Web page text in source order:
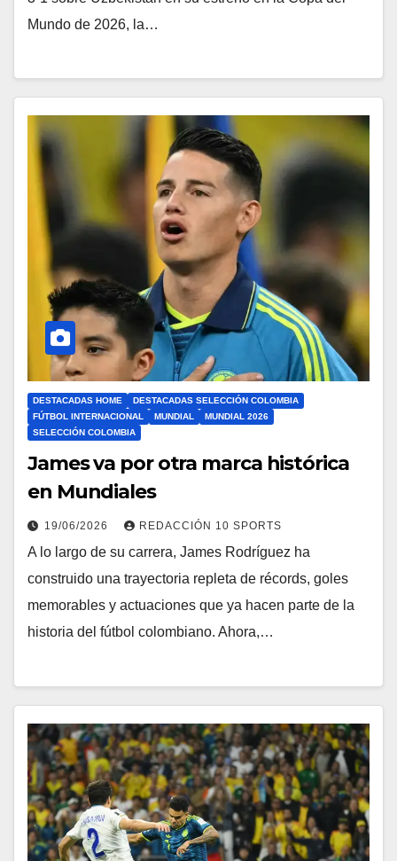
Mundo de 2026, la…
DESTACADAS HOME
DESTACADAS SELECCIÓN COLOMBIA
FÚTBOL INTERNACIONAL
MUNDIAL
MUNDIAL 2026
SELECCIÓN COLOMBIA
James va por otra marca histórica
en Mundiales
19/06/2026 REDACCIÓN 10 SPORTS
A lo largo de su carrera, James Rodríguez ha
construido una trayectoria repleta de récords, goles
memorables y actuaciones que ya hacen parte de la
historia del fútbol colombiano. Ahora,…